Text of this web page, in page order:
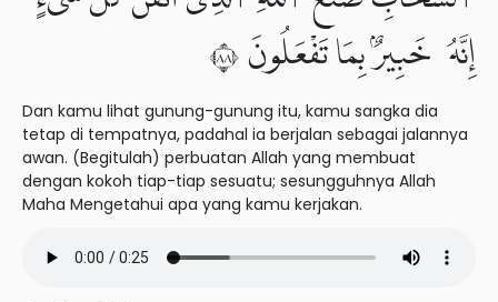
إِنَّهُۥ خَبِيرٌۢ بِمَا تَفْعَلُونَ ٨٨
Dan kamu lihat gunung-gunung itu, kamu sangka dia
tetap di tempatnya, padahal ia berjalan sebagai jalannya
awan. (Begitulah) perbuatan Allah yang membuat
dengan kokoh tiap-tiap sesuatu; sesungguhnya Allah
Maha Mengetahui apa yang kamu kerjakan.